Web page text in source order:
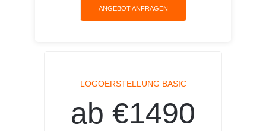
ANGEBOT ANFRAGEN
LOGOERSTELLUNG BASIC
ab €1490